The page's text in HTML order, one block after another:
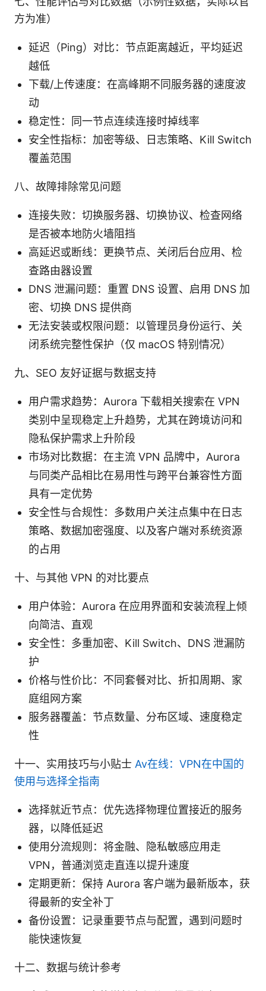
方为准）
延迟（Ping）对比：节点距离越近，平均延迟
越低
下载/上传速度：在高峰期不同服务器的速度波
动
稳定性：同一节点连续连接时掉线率
安全性指标：加密等级、日志策略、Kill Switch
覆盖范围
八、故障排除常见问题
连接失败：切换服务器、切换协议、检查网络
是否被本地防火墙阻挡
高延迟或断线：更换节点、关闭后台应用、检
查路由器设置
DNS 泄漏问题：重置 DNS 设置、启用 DNS 加
密、切换 DNS 提供商
无法安装或权限问题：以管理员身份运行、关
闭系统完整性保护（仅 macOS 特别情况）
九、SEO 友好证据与数据支持
用户需求趋势：Aurora 下载相关搜索在 VPN
类别中呈现稳定上升趋势，尤其在跨境访问和
隐私保护需求上升阶段
市场对比数据：在主流 VPN 品牌中，Aurora
与同类产品相比在易用性与跨平台兼容性方面
具有一定优势
安全性与合规性：多数用户关注点集中在日志
策略、数据加密强度、以及客户端对系统资源
的占用
十、与其他 VPN 的对比要点
用户体验：Aurora 在应用界面和安装流程上倾
向简洁、直观
安全性：多重加密、Kill Switch、DNS 泄漏防
护
价格与性价比：不同套餐对比、折扣周期、家
庭组网方案
服务器覆盖：节点数量、分布区域、速度稳定
性
十一、实用技巧与小贴士 Av在线：VPN在中国的
使用与选择全指南
选择就近节点：优先选择物理位置接近的服务
器，以降低延迟
使用分流规则：将金融、隐私敏感应用走
VPN，普通浏览走直连以提升速度
定期更新：保持 Aurora 客户端为最新版本，获
得最新的安全补丁
备份设置：记录重要节点与配置，遇到问题时
能快速恢复
十二、数据与统计参考